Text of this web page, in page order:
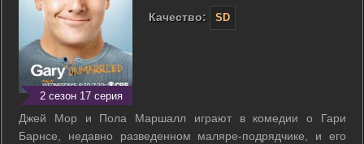
2 сезон 17 серия
Качество:
SD
Джей Мор и Пола Маршалл играют в комедии о Гари
Барнсе, недавно разведенном маляре-подрядчике, и его